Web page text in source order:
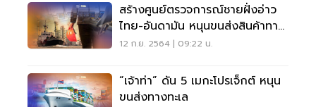
สร้างศูนย์ตรวจการณ์ชายฝั่งอ่าว
ไทย-อันดามัน หนุนขนส่งสินค้าทาง
เรือ
12 ก.ย. 2564 | 09:22 น.
“เจ้าท่า” ดัน 5 เมกะโปรเจ็กต์ หนุน
ขนส่งทางทะเล